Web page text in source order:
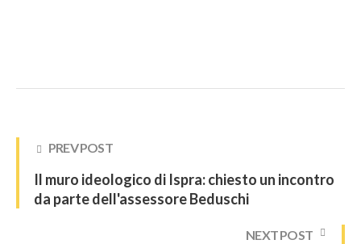
PREV POST
Il muro ideologico di Ispra: chiesto un incontro
da parte dell'assessore Beduschi
NEXT POST